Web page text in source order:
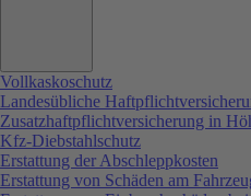
Vollkaskoschutz
Landesübliche
Zusatzhaftpflichtversicherung in
Kfz-Diebstahlschutz
Erstattung der Abschleppkosten
Erstattung von Schäden am